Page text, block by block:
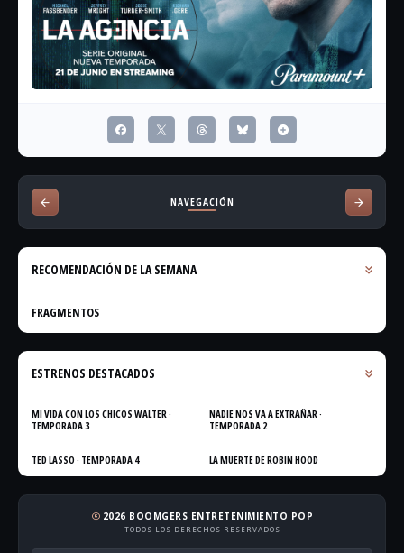
NAVEGACIÓN
RECOMENDACIÓN DE LA SEMANA
FRAGMENTOS
ESTRENOS DESTACADOS
MI VIDA CON LOS CHICOS WALTER ·
TEMPORADA 3
NADIE NOS VA A EXTRAÑAR ·
TEMPORADA 2
TED LASSO · TEMPORADA 4 LA MUERTE DE ROBIN HOOD
copyright 2026 BOOMGERS ENTRETENIMIENTO POP
TODOS LOS DERECHOS RESERVADOS